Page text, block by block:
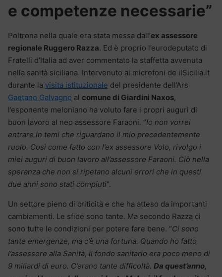
e competenze necessarie”
Poltrona nella quale era stata messa dall’ex assessore
regionale Ruggero Razza. Ed è proprio l’eurodeputato di
Fratelli d’Italia ad aver commentato la staffetta avvenuta
nella sanità siciliana. Intervenuto ai microfoni de ilSicilia.it
durante la visita istituzionale del presidente dell’Ars
Gaetano Galvagno al comune di Giardini Naxos,
l’esponente meloniano ha voluto fare i propri auguri di
buon lavoro al neo assessore Faraoni. “Io non vorrei
entrare in temi che riguardano il mio precedentemente
ruolo. Così come fatto con l’ex assessore Volo, rivolgo i
miei auguri di buon lavoro all’assessore Faraoni. Ciò nella
speranza che non si ripetano alcuni errori che in questi
due anni sono stati compiuti“.
Un settore pieno di criticità e che ha atteso da importanti
cambiamenti. Le sfide sono tante. Ma secondo Razza ci
sono tutte le condizioni per potere fare bene. “Ci sono
tante emergenze, ma c’è una fortuna. Quando ho fatto
l’assessore alla Sanità, il fondo sanitario era poco meno di
9 miliardi di euro. C’erano tante difficoltà. Da quest’anno,